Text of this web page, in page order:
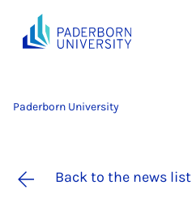
Paderborn University
Back to the news list